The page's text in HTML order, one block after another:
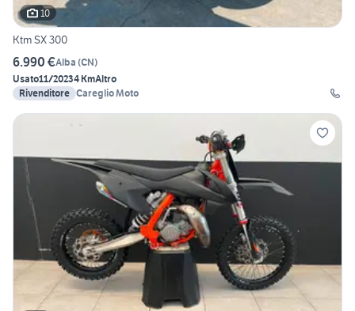
10
Ktm SX 300
6.990 €Alba (CN)
Usato11/20234 KmAltro
Rivenditore Careglio Moto